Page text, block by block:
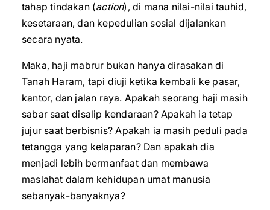
tahap tindakan (action), di mana nilai-nilai tauhid,
kesetaraan, dan kepedulian sosial dijalankan
secara nyata.
Maka, haji mabrur bukan hanya dirasakan di
Tanah Haram, tapi diuji ketika kembali ke pasar,
kantor, dan jalan raya. Apakah seorang haji masih
sabar saat disalip kendaraan? Apakah ia tetap
jujur saat berbisnis? Apakah ia masih peduli pada
tetangga yang kelaparan? Dan apakah dia
menjadi lebih bermanfaat dan membawa
maslahat dalam kehidupan umat manusia
sebanyak-banyaknya?